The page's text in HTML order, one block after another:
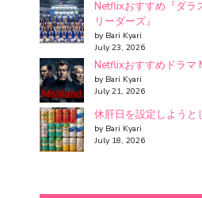
Netflixおすすめ『ダラ
リーダーズ』
by Bari Kyari
July 23, 2026
Netflixおすすめドラマ
by Bari Kyari
July 21, 2026
休肝日を設定しようと
by Bari Kyari
July 18, 2026